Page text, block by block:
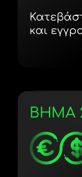
και
ΒΗΜΑ